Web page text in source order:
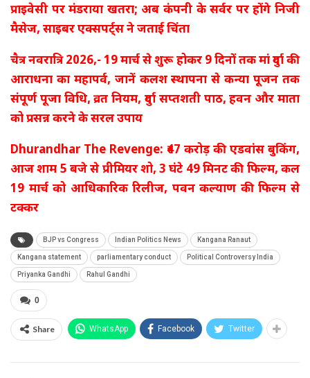
प्राइवेसी पर मंडराया खतरा; अब कंपनी के सर्वर पर होंगे निजी
मैसेज, साइबर एक्सपर्ट्स ने जताई चिंता
चैत्र नवरात्रि 2026,- 19 मार्च से शुरू होकर 9 दिनों तक मां दुर्गा की
आराधना का महापर्व, जानें कलश स्थापना से कन्या पूजन तक
संपूर्ण पूजा विधि, व्रत नियम, दुर्गा सप्तशती पाठ, हवन और माता
को प्रसन्न करने के सरल उपाय
Dhurandhar The Revenge: ₹47 करोड़ की एडवांस बुकिंग,
आज शाम 5 बजे से प्रीमियर शो, 3 घंटे 49 मिनट की फिल्म, कल
19 मार्च को आधिकारिक रिलीज, पवन कल्याण की फिल्म से
टक्कर
BJP vs Congress Indian Politics News Kangana Ranaut
Kangana statement parliamentary conduct Political Controversy India
Priyanka Gandhi Rahul Gandhi
0
Share WhatsApp Facebook Twitter